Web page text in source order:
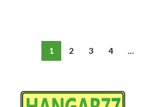
1 2 3 4 …